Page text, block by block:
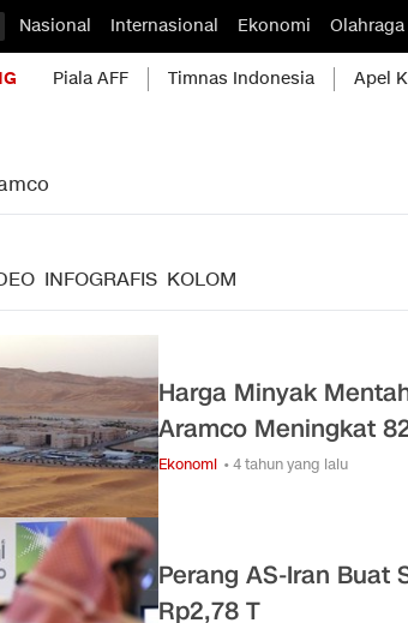
Nasional Internasional Ekonomi Olahraga
Piala AFF Timnas Indonesia Apel
INFOGRAFIS KOLOM
Harga Minyak
Aramco Meningkat
Ekonomi • 4 tahun yang lalu
Perang AS-Iran Buat
Rp2,78 T